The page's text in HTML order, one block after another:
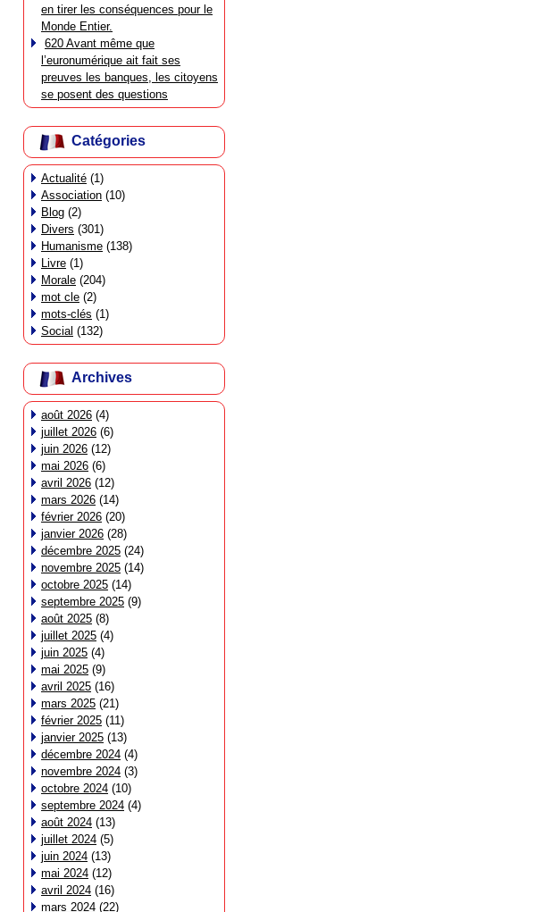
en tirer les conséquences pour le
Monde Entier.
620 Avant même que
l’euronumérique ait fait ses
preuves les banques, les citoyens
se posent des questions
Catégories
Actualité (1)
Association (10)
Blog (2)
Divers (301)
Humanisme (138)
Livre (1)
Morale (204)
mot cle (2)
mots-clés (1)
Social (132)
Archives
août 2026 (4)
juillet 2026 (6)
juin 2026 (12)
mai 2026 (6)
avril 2026 (12)
mars 2026 (14)
février 2026 (20)
janvier 2026 (28)
décembre 2025 (24)
novembre 2025 (14)
octobre 2025 (14)
septembre 2025 (9)
août 2025 (8)
juillet 2025 (4)
juin 2025 (4)
mai 2025 (9)
avril 2025 (16)
mars 2025 (21)
février 2025 (11)
janvier 2025 (13)
décembre 2024 (4)
novembre 2024 (3)
octobre 2024 (10)
septembre 2024 (4)
août 2024 (13)
juillet 2024 (5)
juin 2024 (13)
mai 2024 (12)
avril 2024 (16)
mars 2024 (22)